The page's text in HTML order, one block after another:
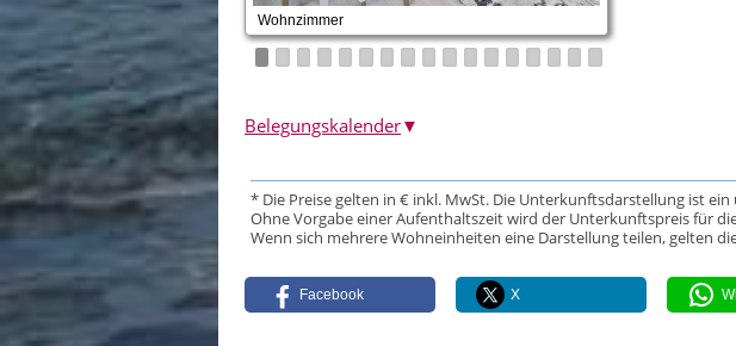
Wohnzimmer
Belegungskalender▼
* Die Preise gelten in € inkl. MwSt. Die Unterkunftsdarstellung ist
Ohne Vorgabe einer Aufenthaltszeit wird der Unterkunftspreis für
Wenn sich mehrere Wohneinheiten eine Darstellung teilen, gelten
Facebook X